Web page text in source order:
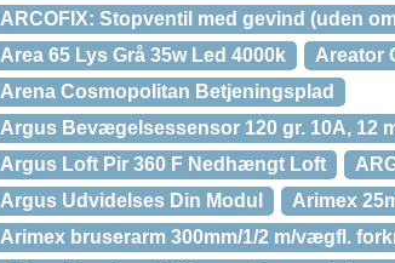
ARCOFIX: Stopventil med gevind (uden
Area 65 Lys Grå 35w Led 4000k
Areator
Arena Cosmopolitan Betjeningsplad
Argus Bevægelsessensor 120 gr. 10A, 12
Argus Loft Pir 360 F Nedhængt Loft
Argus Udvidelses Din Modul
Arimex
Arimex bruserarm 300mm/1/2 m/vægfl.